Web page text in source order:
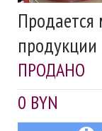
Продается
ПРОДАНО
0 BYN